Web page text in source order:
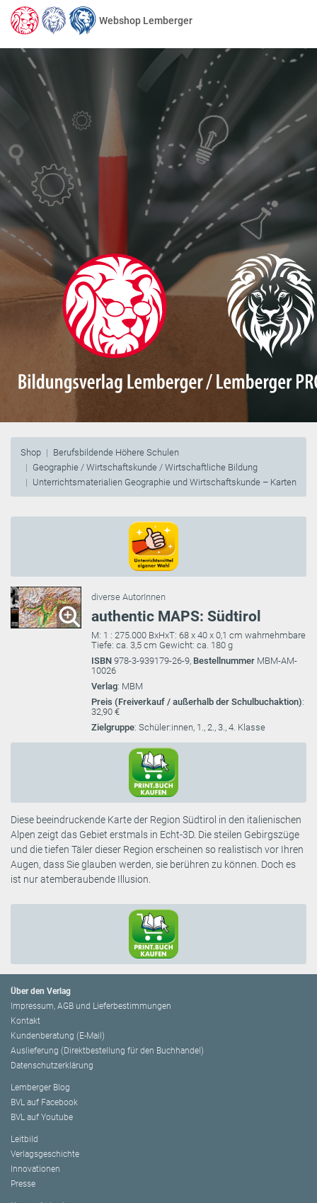
Webshop Lemberger
Shop
Berufsbildende Höhere Schulen
Geographie / Wirtschaftskunde / Wirtschaftliche Bildung
Unterrichtsmaterialien Geographie und Wirtschaftskunde – Karten
diverse AutorInnen
authentic MAPS: Südtirol
M: 1 : 275.000 BxHxT: 68 x 40 x 0,1 cm wahrnehmbare
Tiefe: ca. 3,5 cm Gewicht: ca. 180 g
ISBN 978-3-939179-26-9, Bestellnummer MBM-AM-
10026
Verlag: MBM
Preis (Freiverkauf / außerhalb der Schulbuchaktion):
32,90 €
Zielgruppe: Schüler:innen, 1., 2., 3., 4. Klasse
Diese beeindruckende Karte der Region Südtirol in den italienischen
Alpen zeigt das Gebiet erstmals in Echt-3D. Die steilen Gebirgszüge
und die tiefen Täler dieser Region erscheinen so realistisch vor Ihren
Augen, dass Sie glauben werden, sie berühren zu können. Doch es
ist nur atemberaubende Illusion.
Über den Verlag
Impressum, AGB und Lieferbestimmungen
Kontakt
Kundenberatung (E-Mail)
Auslieferung (Direktbestellung für den Buchhandel)
Datenschutzerklärung
Lemberger Blog
BVL auf Facebook
BVL auf Youtube
Leitbild
Verlagsgeschichte
Innovationen
Presse